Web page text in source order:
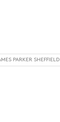
PARKER SHEFFIELD